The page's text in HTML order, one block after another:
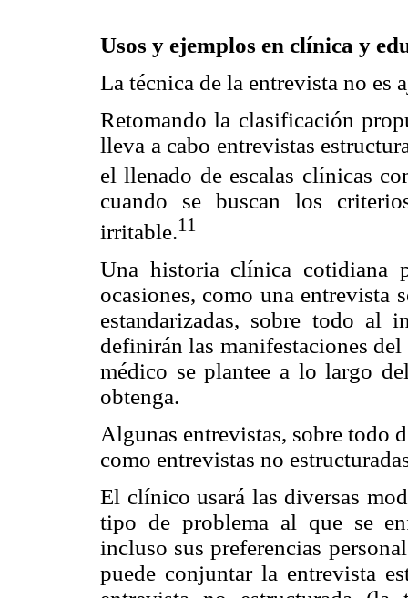
Usos y ejemplos en clínica y
La técnica de la entrevista no es
Retomando la clasificación
lleva a cabo entrevistas
el llenado de escalas clínicas
cuando se buscan los
irritable.11
Una historia clínica cotidiana
ocasiones, como una entrevista
estandarizadas, sobre todo
definirán las manifestaciones
médico se plantee a lo largo
obtenga.
Algunas entrevistas, sobre todo
como entrevistas no
El clínico usará las diversas
tipo de problema al que se
incluso sus preferencias
puede conjuntar la entrevista